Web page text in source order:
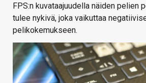
FPS:n kuvataajuudella näiden pelien
tulee nykivä, joka vaikuttaa
pelikokemukseen.